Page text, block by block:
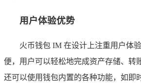
用户体验优势
火币钱包 IM 在设计上注重用户体
便，用户可以轻松地完成资产存储、转
还可以使用钱包内置的各种功能，如即